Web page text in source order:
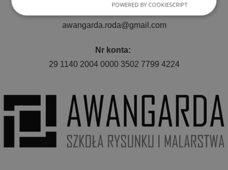
awangarda.roda@gmail.com
Nr konta:
29 1140 2004 0000 3502 7799 4224
Wydajność
Targetowanie Funkcjonalność
Niezbędne Wydajność
Targetowanie
Funkcjonalność
POWERED BY COOKIESCRIPT